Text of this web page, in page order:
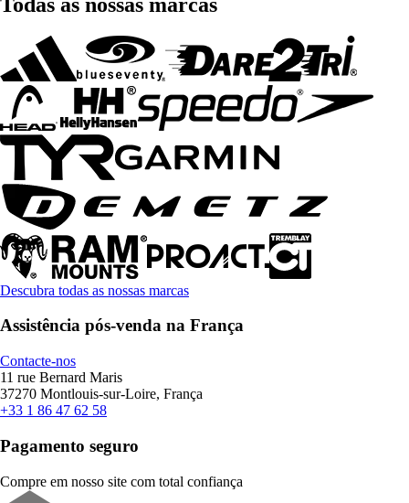
Descubra todas as nossas marcas
Assistência pós-venda na França
Contacte-nos
11 rue Bernard Maris
37270 Montlouis-sur-Loire, França
+33 1 86 47 62 58
Pagamento seguro
Compre em nosso site com total confiança